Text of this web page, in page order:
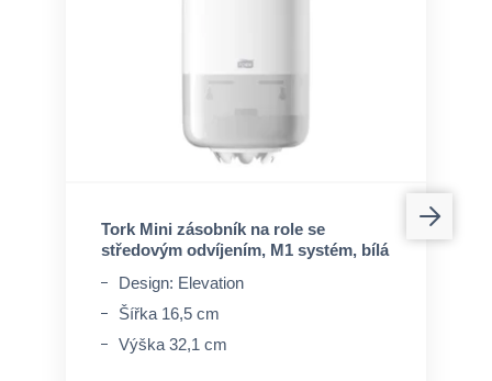
Tork Mini zásobník na role se
středovým odvíjením, M1 systém, bílá
Design: Elevation
Šířka 16,5 cm
Výška 32,1 cm